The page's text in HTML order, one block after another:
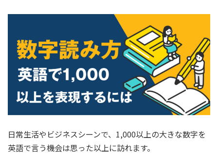
日常生活やビジネスシーンで、1,000以上の大きな数字を
英語で言う機会は思った以上に訪れます。